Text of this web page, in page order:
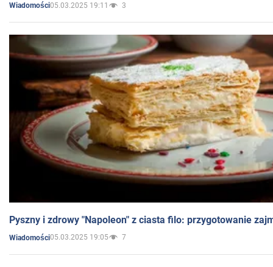
Wiadomości05.03.2025 19:11 3
Pyszny i zdrowy "Napoleon" z ciasta filo: przygotowanie
Wiadomości05.03.2025 19:05 7